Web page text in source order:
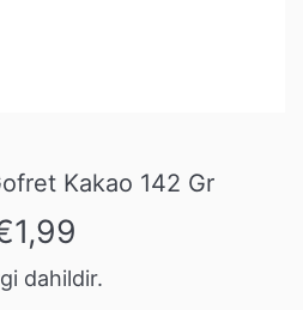
Kakao 142 Gr
fiyat
dahildir.